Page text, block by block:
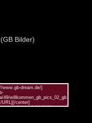
(GB Bilder)